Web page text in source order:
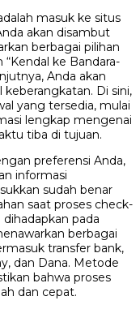
masuk ke situs
akan disambut
berbagai pilihan
“Kendal ke Bandara-
Anda akan
keberangkatan. Di sini,
yang tersedia, mulai
lengkap mengenai
tiba di tujuan.
preferensi Anda,
informasi
sudah benar
saat proses check-
pada
berbagai
transfer bank,
dan Dana. Metode
bahwa proses
dan cepat.